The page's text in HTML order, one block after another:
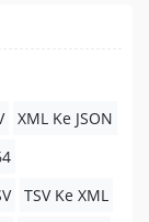
XML Ke JSON
TSV Ke XML